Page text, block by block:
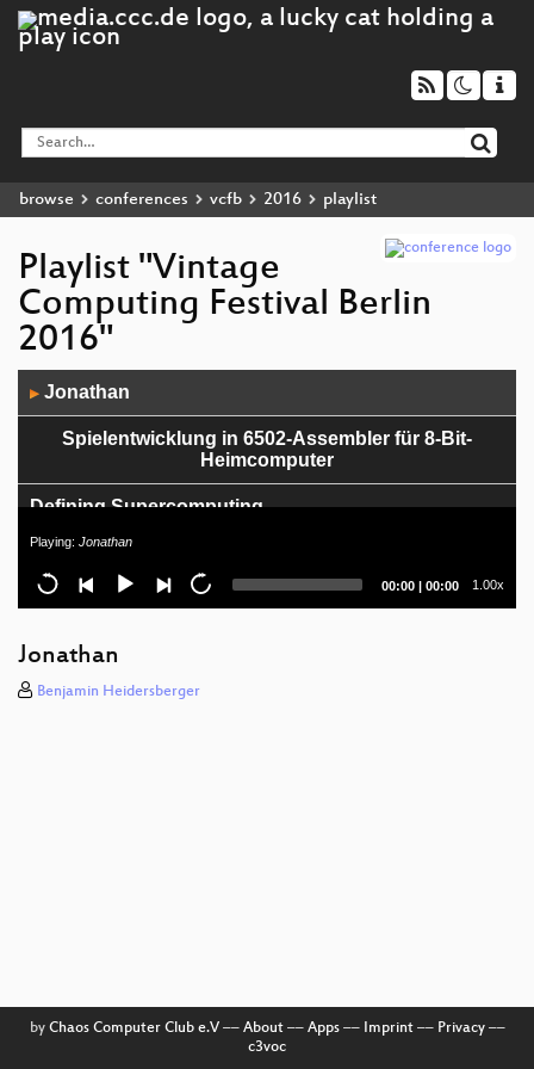
browse conferences vcfb 2016 playlist
Playlist "Vintage
Computing Festival Berlin
2016"
Player
▶ Jonathan
Spielentwicklung in 6502-Assembler für 8-Bit-
Heimcomputer
Defining Supercomputing
Speichermonster
Die Entwicklung des ersten Mephisto-
Spracherkennung mit dem Z9001
Playing: Jonathan
Current
00:00 | Total
00:00 1.00x
Jonathan
Benjamin Heidersberger
by Chaos Computer Club e.V–– About–– Apps–– Imprint–– Privacy––
c3voc